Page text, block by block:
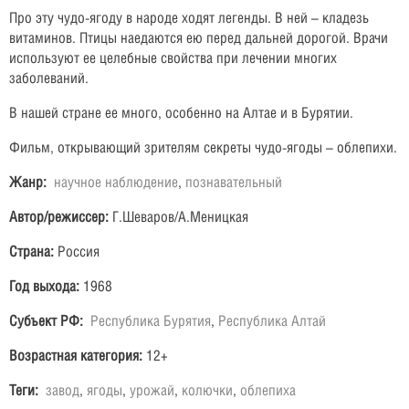
Про эту чудо-ягоду в народе ходят легенды. В ней – кладезь
витаминов. Птицы наедаются ею перед дальней дорогой. Врачи
используют ее целебные свойства при лечении многих
заболеваний.
В нашей стране ее много, особенно на Алтае и в Бурятии.
Фильм, открывающий зрителям секреты чудо-ягоды – облепихи.
Жанр: научное наблюдение, познавательный
Автор/режиссер: Г.Шеваров/А.Меницкая
Страна: Россия
Год выхода: 1968
Субъект РФ: Республика Бурятия, Республика Алтай
Возрастная категория: 12+
Теги: завод, ягоды, урожай, колючки, облепиха